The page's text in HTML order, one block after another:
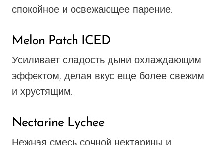
спокойное и освежающее парение.
Melon Patch ICED
Усиливает сладость дыни охлаждающим
эффектом, делая вкус еще более свежим
и хрустящим.
Nectarine Lychee
Нежная смесь сочной нектарины и